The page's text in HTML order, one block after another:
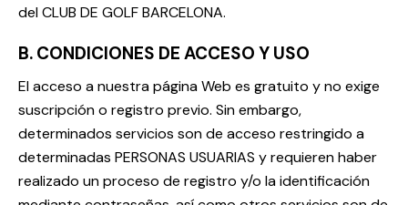
del CLUB DE GOLF BARCELONA.
B. CONDICIONES DE ACCESO Y USO
El acceso a nuestra página Web es gratuito y no exige
suscripción o registro previo. Sin embargo,
determinados servicios son de acceso restringido a
determinadas PERSONAS USUARIAS y requieren haber
realizado un proceso de registro y/o la identificación